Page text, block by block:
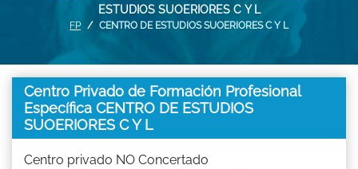
ESTUDIOS SUOERIORES C Y L
FP CENTRO DE ESTUDIOS SUOERIORES C Y L
Centro Privado de Formación Profesional
Específica CENTRO DE ESTUDIOS
SUOERIORES C Y L
Centro privado NO Concertado